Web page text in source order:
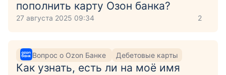
пополнить карту Озон банка?
27 августа 2025 09:34 2
Вопрос о Ozon Банке Дебетовые карты
Как узнать, есть ли на моё имя